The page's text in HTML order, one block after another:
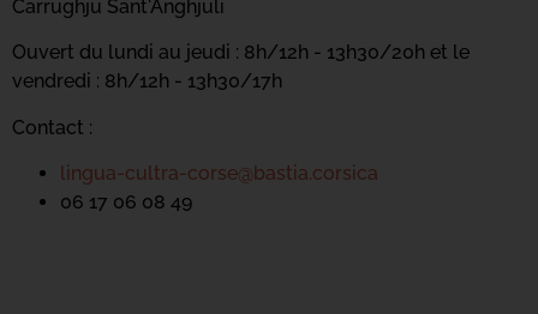
Carrughju Sant'Anghjuli
Ouvert du lundi au jeudi : 8h/12h - 13h30/20h et le
vendredi : 8h/12h - 13h30/17h
Contact :
lingua-cultra-corse@bastia.corsica
06 17 06 08 49